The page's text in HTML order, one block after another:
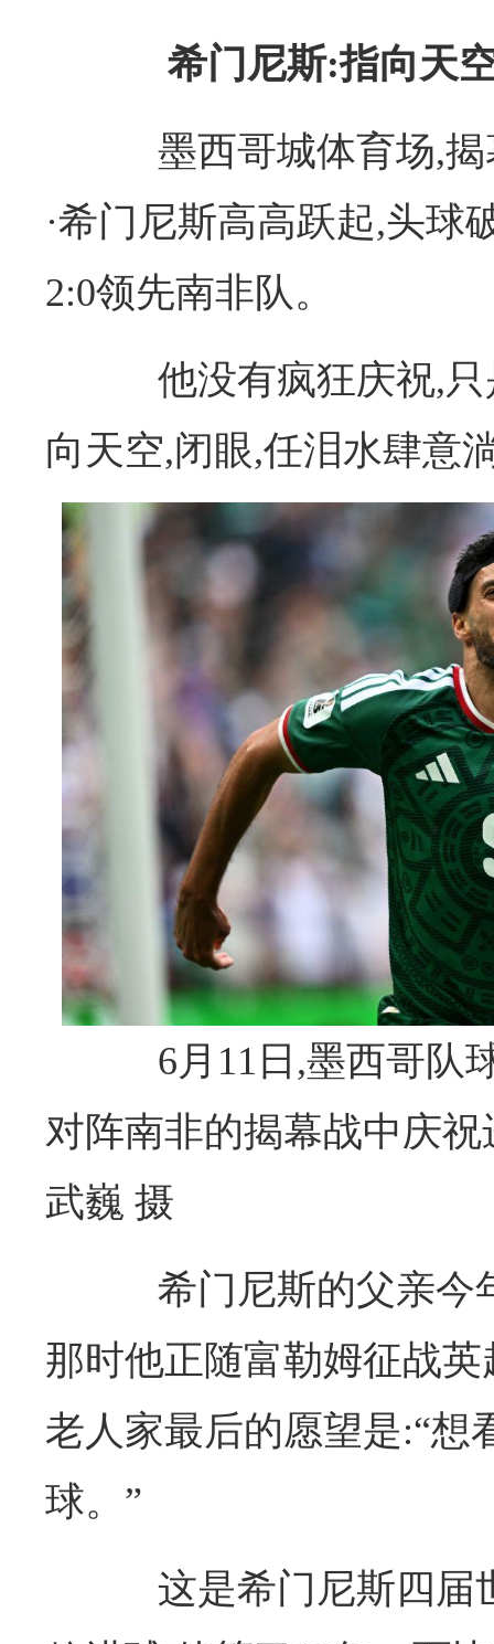
希门尼斯:指向天
墨西哥城体育场,揭
·希门尼斯高高跃起,头球
2:0领先南非队。
他没有疯狂庆祝,只
向天空,闭眼,任泪水肆意
6月11日,墨西哥队球
对阵南非的揭幕战中庆
武巍 摄
希门尼斯的父亲今
那时他正随富勒姆征战
老人家最后的愿望是:“想
球。”
这是希门尼斯四届